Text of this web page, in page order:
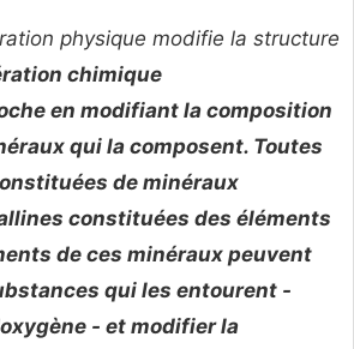
physique modifie la structure
chimique
en modifiant la composition
qui la composent. Toutes
de minéraux
constituées des éléments
de ces minéraux peuvent
qui les entourent -
- et modifier la